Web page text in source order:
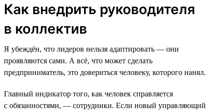
Как внедрить руководителя
в коллектив
Я убеждён, что лидеров нельзя адаптировать — они
проявляются сами. А всё, что может сделать
предприниматель, это довериться человеку, которого нанял.
Главный индикатор того, как человек справляется
с обязанностями, — сотрудники. Если новый управляющий